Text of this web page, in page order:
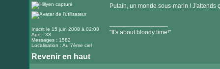
internet
Inscrit le 15 juin 2008 à 02:08
Age : 33
Messages : 1582
Localisation : Au 7ème ciel
Putain, un monde sous-marin ! J'attends
"It's about bloody time!"
Revenir en haut